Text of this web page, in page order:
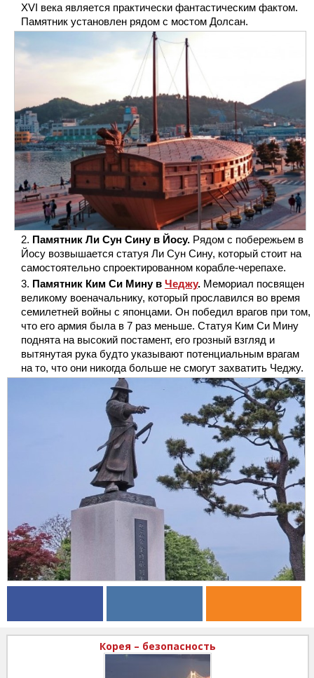
XVI века является практически фантастическим фактом.
Памятник установлен рядом с мостом Долсан.
Памятник Ли Сун Сину в Йосу. Рядом с побережьем в
Йосу возвышается статуя Ли Сун Сину, который стоит на
самостоятельно спроектированном корабле-черепахе.
Памятник Ким Си Мину в Чеджу. Мемориал посвящен
великому военачальнику, который прославился во время
семилетней войны с японцами. Он победил врагов при том,
что его армия была в 7 раз меньше. Статуя Ким Си Мину
поднята на высокий постамент, его грозный взгляд и
вытянутая рука будто указывают потенциальным врагам
на то, что они никогда больше не смогут захватить Чеджу.
Корея – безопасность